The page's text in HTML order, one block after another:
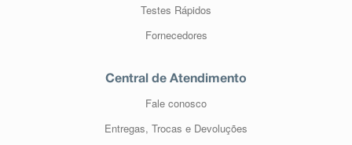
Testes Rápidos
Fornecedores
Central de Atendimento
Fale conosco
Entregas, Trocas e Devoluções